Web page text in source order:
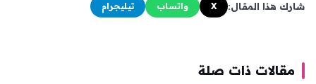
شارك هذا المقال: X واتساب تيليجرام
مقالات ذات صلة